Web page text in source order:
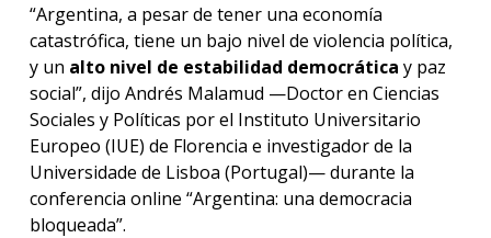
en
los
“Argentina, a pesar de tener una economía
catastrófica, tiene un bajo nivel de violencia política,
y un alto nivel de estabilidad democrática y paz
social”, dijo Andrés Malamud —Doctor en Ciencias
Sociales y Políticas por el Instituto Universitario
Europeo (IUE) de Florencia e investigador de la
Universidade de Lisboa (Portugal)— durante la
conferencia online “Argentina: una democracia
bloqueada”.